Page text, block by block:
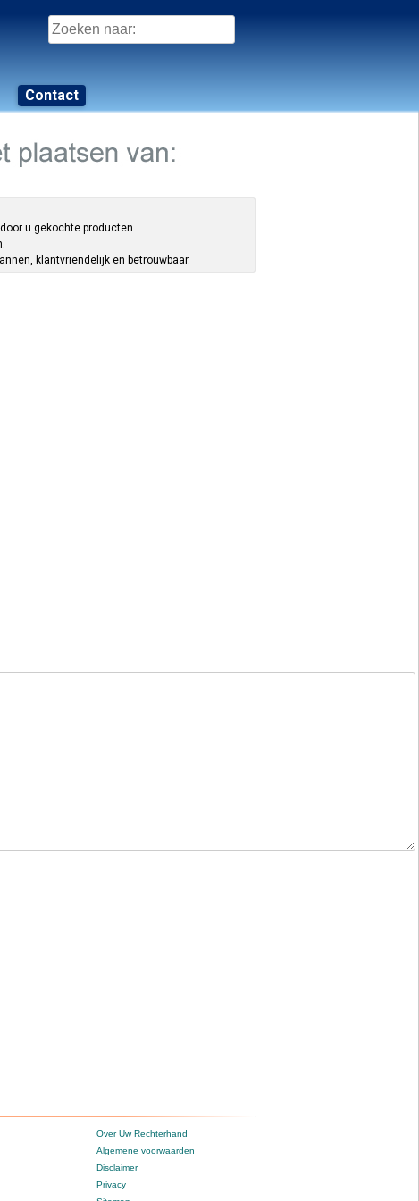
Zoeken
naar:
Contact
u gekochte producten.
klantvriendelijk en betrouwbaar.
Over Uw Rechterhand
Algemene voorwaarden
Disclaimer
Privacy